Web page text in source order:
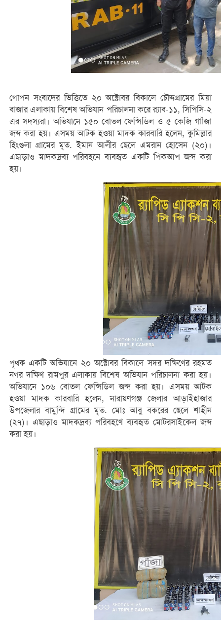
গোপন সংবাদের ভিত্তিতে ২০ অক্টোবর বিকালে চৌদ্দগ্রামের মিয়া
বাজার এলাকায় বিশেষ অভিযান পরিচালনা করে র‌্যাব-১১, সিপিসি-২
এর সদস্যরা। অভিযানে ১৫০ বোতল ফেন্সিডিল ও ৫ কেজি গাাঁজা
জব্দ করা হয়। এসময় আটক হওয়া মাদক কারবারি হলেন, কুমিল্লার
হিংগুলা গ্রামের মৃত. ইমান আলীর ছেলে এমরান হোসেন (২০)।
এছাড়াও মাদকদ্রব্য পরিবহনে ব্যবহৃত একটি পিকআপ জব্দ করা
হয়।
পৃথক একটি অভিযানে ২০ অক্টোবর বিকালে সদর দক্ষিণের রহমত
নগর দক্ষিণ রামপুর এলাকায় বিশেষ অভিযান পরিচালনা করা হয়।
অভিযানে ১০৬ বোতল ফেন্সিডিল জব্দ করা হয়। এসময় আটক
হওয়া মাদক কারবারি হলেন, নারায়ণগঞ্জ জেলার আড়াইহাজার
উপজেলার বামুন্দি গ্রামের মৃত. মোঃ আবু বকরের ছেলে শাহীন
(২৭)। এছাড়াও মাদকদ্রব্য পরিবহণে ব্যবহৃত মোটরসাইকেল জব্দ
করা হয়।